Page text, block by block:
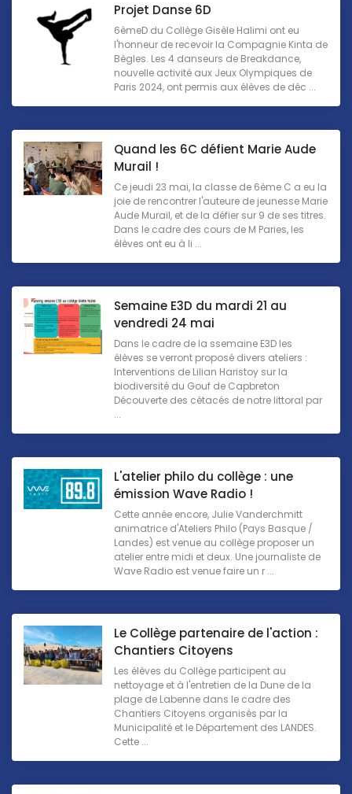
Projet Danse 6D
6èmeD du Collège Gisèle Halimi ont eu
l'honneur de recevoir la Compagnie Kinta de
Bègles. Les 4 danseurs de Breakdance,
nouvelle activité aux Jeux Olympiques de
Paris 2024, ont permis aux élèves de déc ...
Quand les 6C défient Marie Aude
Murail !
Ce jeudi 23 mai, la classe de 6ème C a eu la
joie de rencontrer l'auteure de jeunesse Marie
Aude Murail, et de la défier sur 9 de ses titres.
Dans le cadre des cours de M Paries, les
élèves ont eu à li ...
Semaine E3D du mardi 21 au
vendredi 24 mai
Dans le cadre de la ssemaine E3D les
élèves se verront proposé divers ateliers :
Interventions de Lilian Haristoy sur la
biodiversité du Gouf de Capbreton
Découverte des cétacés de notre littoral par
...
L'atelier philo du collège : une
émission Wave Radio !
Cette année encore, Julie Vanderchmitt
animatrice d'Ateliers Philo (Pays Basque /
Landes) est venue au collège proposer un
atelier entre midi et deux. Une journaliste de
Wave Radio est venue faire un r ...
Le Collège partenaire de l'action :
Chantiers Citoyens
Les élèves du Collège participent au
nettoyage et à l'entretien de la Dune de la
plage de Labenne dans le cadre des
Chantiers Citoyens organisés par la
Municipalité et le Département des LANDES.
Cette ...